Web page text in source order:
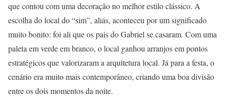
que contou com uma decoração no melhor estilo clássico. A
escolha do local do “sim”, aliás, aconteceu por um significado
muito bonito: foi ali que os pais do Gabriel se casaram. Com uma
paleta em verde em branco, o local ganhou arranjos em pontos
estratégicos que valorizaram a arquitetura local. Já para a festa, o
cenário era muito mais contemporâneo, criando uma boa divisão
entre os dois momentos da noite.